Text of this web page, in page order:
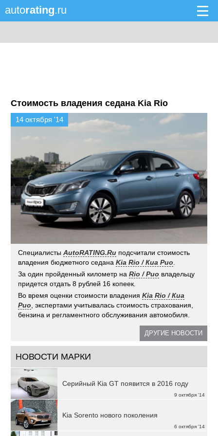
autorating.ru
Стоимость владения седана Kia Rio
14 октября '14
СпециалистыAutoRATING.Ru подсчитали стоимость
владения бюджетного седанаKia Rio / Киа Рио
За один пройденный километр наRio / Рио владельцу
придется отдать 8 рублей 16 копеек.
Во время оценки стоимости владенияKia Rio / Киа
Рио , экспертами учитывалась стоимость страхования,
бензина и регламентного обслуживания автомобиля.
ДРУГИЕ НОВОСТИ
НОВОСТИ МАРКИ
9 октября '14
Серийный Kia GT появится в 2016 году
6 октября '14
Kia Sorento нового поколения